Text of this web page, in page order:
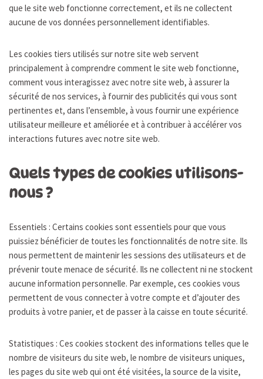
que le site web fonctionne correctement, et ils ne collectent
aucune de vos données personnellement identifiables.
Les cookies tiers utilisés sur notre site web servent
principalement à comprendre comment le site web fonctionne,
comment vous interagissez avec notre site web, à assurer la
sécurité de nos services, à fournir des publicités qui vous sont
pertinentes et, dans l’ensemble, à vous fournir une expérience
utilisateur meilleure et améliorée et à contribuer à accélérer vos
interactions futures avec notre site web.
Quels types de cookies utilisons-
nous ?
Essentiels : Certains cookies sont essentiels pour que vous
puissiez bénéficier de toutes les fonctionnalités de notre site. Ils
nous permettent de maintenir les sessions des utilisateurs et de
prévenir toute menace de sécurité. Ils ne collectent ni ne stockent
aucune information personnelle. Par exemple, ces cookies vous
permettent de vous connecter à votre compte et d’ajouter des
produits à votre panier, et de passer à la caisse en toute sécurité.
Statistiques : Ces cookies stockent des informations telles que le
nombre de visiteurs du site web, le nombre de visiteurs uniques,
les pages du site web qui ont été visitées, la source de la visite,